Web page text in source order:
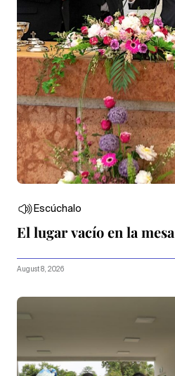
Escúchalo
El lugar vacío en la mesa
August 8, 2026